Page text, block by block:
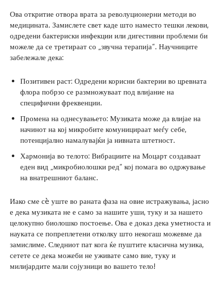
Ова откритие отвора врата за револуционерни методи во
медицината. Замислете свет каде што наместо тешки лекови,
одредени бактериски инфекции или дигестивни проблеми би
можеле да се третираат со „звучна терапија“. Научниците
забележале дека:
Позитивен раст: Одредени корисни бактерии во цревната
флора побрзо се размножуваат под влијание на
специфични фреквенции.
Промена на однесувањето: Музиката може да влијае на
начинот на кој микробите комуницираат меѓу себе,
потенцијално намалувајќи ја нивната штетност.
Хармонија во телото: Вибрациите на Моцарт создаваат
еден вид „микробиолошки ред“ кој помага во одржување
на внатрешниот баланс.
Иако сме сè уште во раната фаза на овие истражувања, јасно
е дека музиката не е само за нашите уши, туку и за нашето
целокупно биолошко постоење. Ова е доказ дека уметноста и
науката се попреплетени отколку што некогаш можевме да
замислиме. Следниот пат кога ќе пуштите класична музика,
сетете се дека можеби не уживате само вие, туку и
милијардите мали сојузници во вашето тело!